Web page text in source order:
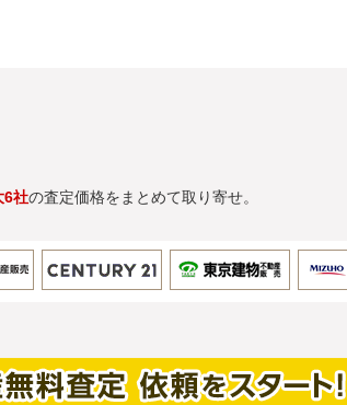
6社の査定価格をまとめて取り寄せ。